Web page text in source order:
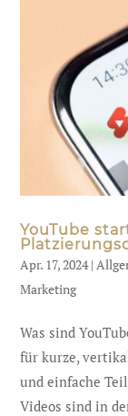
YouTube
Apr. 17, 2024|
Marketing
Was sind
für kurze,
und einfache
Videos sind in